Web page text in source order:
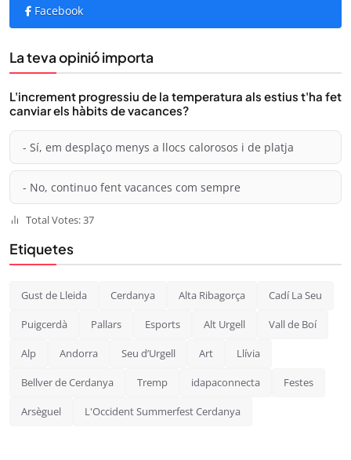
Facebook
La teva opinió importa
L'increment progressiu de la temperatura als estius t'ha fet
canviar els hàbits de vacances?
- Sí, em desplaço menys a llocs calorosos i de platja
- No, continuo fent vacances com sempre
Total Votes: 37
Etiquetes
Gust de Lleida Cerdanya Alta Ribagorça Cadí La Seu
Puigcerdà Pallars Esports Alt Urgell Vall de Boí
Alp Andorra Seu d’Urgell Art Llívia
Bellver de Cerdanya Tremp idapaconnecta Festes
Arsèguel L'Occident Summerfest Cerdanya